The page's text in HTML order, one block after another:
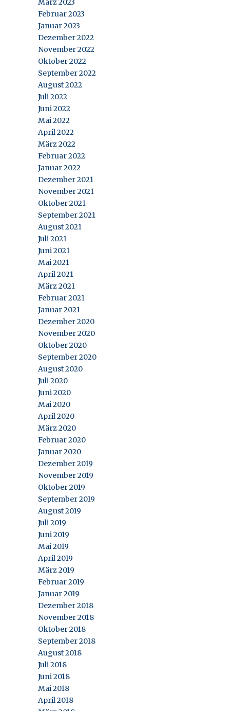
März 2023
Februar 2023
Januar 2023
Dezember 2022
November 2022
Oktober 2022
September 2022
August 2022
Juli 2022
Juni 2022
Mai 2022
April 2022
März 2022
Februar 2022
Januar 2022
Dezember 2021
November 2021
Oktober 2021
September 2021
August 2021
Juli 2021
Juni 2021
Mai 2021
April 2021
März 2021
Februar 2021
Januar 2021
Dezember 2020
November 2020
Oktober 2020
September 2020
August 2020
Juli 2020
Juni 2020
Mai 2020
April 2020
März 2020
Februar 2020
Januar 2020
Dezember 2019
November 2019
Oktober 2019
September 2019
August 2019
Juli 2019
Juni 2019
Mai 2019
April 2019
März 2019
Februar 2019
Januar 2019
Dezember 2018
November 2018
Oktober 2018
September 2018
August 2018
Juli 2018
Juni 2018
Mai 2018
April 2018